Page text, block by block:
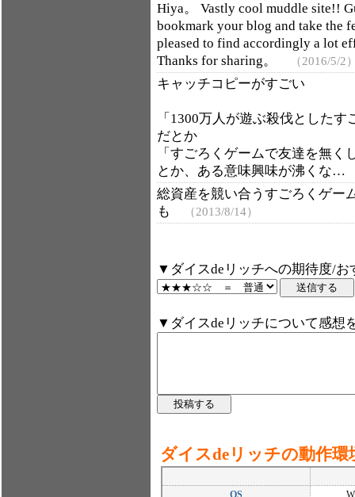
Hiya。 Vastly cool muddle site!!
bookmark your blog and take the
pleased to find accordingly a lot
Thanks for sharing。
（2016/5/2
キャッチコピーがすごい
「1300万人が遊ぶ殺伐としたす
だとか
「すごろくゲームで友達を無く
とか、ある意味興味が沸くな
総資産を競い合うすごろくゲー
も
（2013/8/14）
▼ダイスdeリッチへの期待度/お
▼ダイスdeリッチについて感想
ダイスdeリッチの動作
OS